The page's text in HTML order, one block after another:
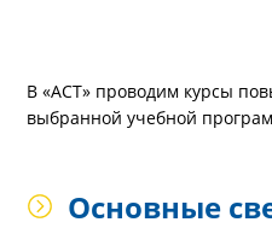
В «АСТ» проводим курсы
выбранной учебной
Основные